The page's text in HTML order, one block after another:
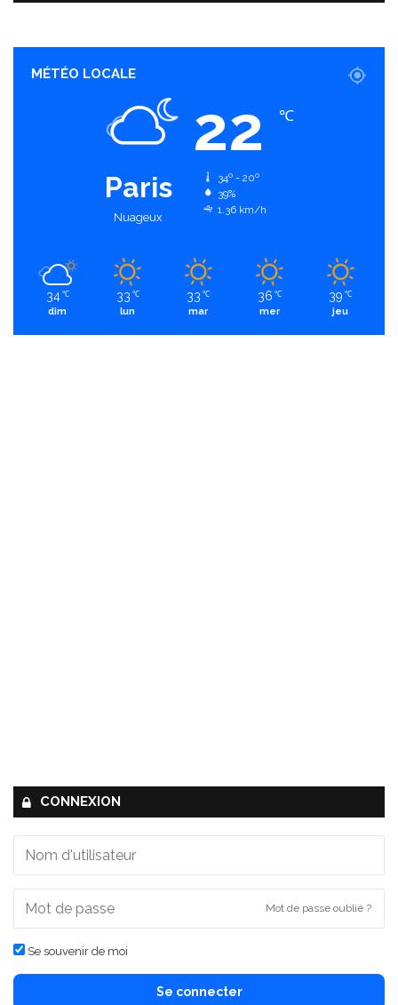
MÉTÉO LOCALE
Paris
Nuageux
22 ℃
34º - 20º
39%
1.36 km/h
34 ℃
dim
33 ℃
lun
33 ℃
mar
36 ℃
mer
39 ℃
jeu
CONNEXION
Mot de passe oublié ?
Se souvenir de moi
Se connecter